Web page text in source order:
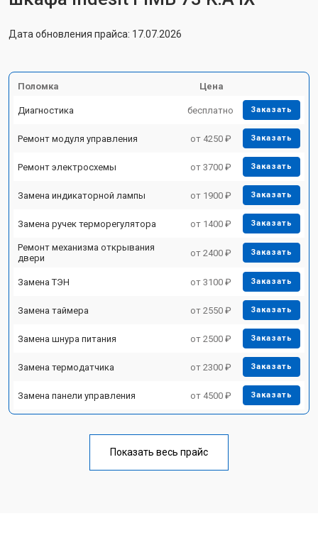
Дата обновления прайса: 17.07.2026
Поломка Цена
Диагностика бесплатно Заказать
Ремонт модуля управления от 4250 ₽ Заказать
Ремонт электросхемы от 3700 ₽ Заказать
Замена индикаторной лампы от 1900 ₽ Заказать
Замена ручек терморегулятора от 1400 ₽ Заказать
Ремонт механизма открывания
двери
от 2400 ₽ Заказать
Замена ТЭН от 3100 ₽ Заказать
Замена таймера от 2550 ₽ Заказать
Замена шнура питания от 2500 ₽ Заказать
Замена термодатчика от 2300 ₽ Заказать
Замена панели управления от 4500 ₽ Заказать
Показать весь прайс